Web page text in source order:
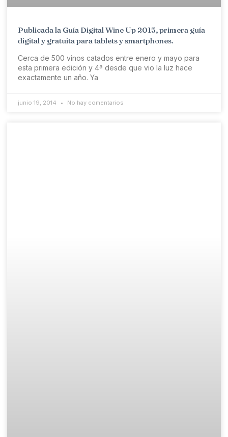
Publicada la Guía Digital Wine Up 2015, primera guía
digital y gratuita para tablets y smartphones.
Cerca de 500 vinos catados entre enero y mayo para
esta primera edición y 4ª desde que vio la luz hace
exactamente un año. Ya
junio 19, 2014 No hay comentarios